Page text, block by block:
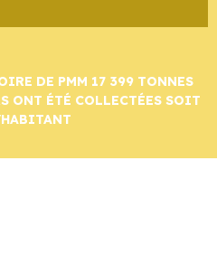
DE PMM 17 399 TONNES
ONT ÉTÉ COLLECTÉES SOIT